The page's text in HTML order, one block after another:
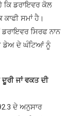
ਕਿ ਡਰਾਇਵਰ ਕੋਲ
ਸਮਾਂ ਹੈ।
ਸਿਰਫ ਨਾਨ
ਡੇਅ ਦੇ ਘੰਟਿਆਂ ਨੂੰ
ਜਾਂ ਵਕਤ ਦੀ
ਦੇ ਅਨੁਸਾਰ